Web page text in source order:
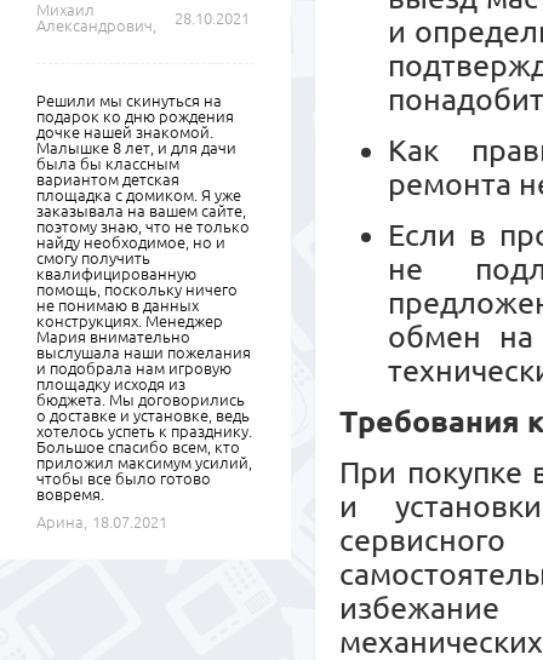
и
Как
ремонта
Если в
не
обмен
Требования
При покупке
и
Михаил
Александрович,
28.10.2021
Решили мы скинуться на
подарок ко дню рождения
дочке нашей знакомой.
Малышке 8 лет, и для дачи
была бы классным
вариантом детская
площадка с домиком. Я уже
заказывала на вашем сайте,
поэтому знаю, что не только
найду необходимое, но и
смогу получить
квалифицированную
помощь, поскольку ничего
не понимаю в данных
конструкциях. Менеджер
Мария внимательно
выслушала наши пожелания
и подобрала нам игровую
площадку исходя из
бюджета. Мы договорились
о доставке и установке, ведь
хотелось успеть к празднику.
Большое спасибо всем, кто
приложил максимум усилий,
чтобы все было готово
вовремя.
Арина,
18.07.2021